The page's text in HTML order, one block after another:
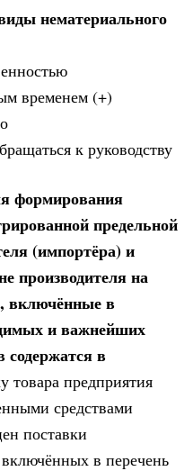
нематериального
временем (+)
к руководству
формирования
предельной
(импортёра) и
производителя на
включённые в
и важнейших
содержатся в
товара предприятия
средствами
поставки
в перечень